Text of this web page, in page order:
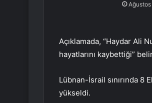
Açıklamada, “Haydar Ali
hayatlarını kaybettiği”
Lübnan-İsrail sınırında 8
yükseldi.